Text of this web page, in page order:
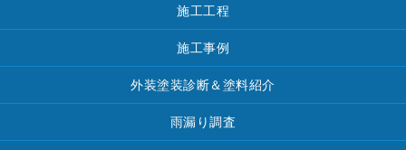
施工工程
施工事例
外装塗装診断＆塗料紹介
雨漏り調査